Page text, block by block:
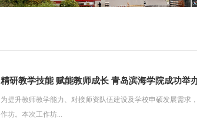
精研教学技能 赋能教师成长 青岛滨海学院成功举
为提升教师教学能力、对接师资队伍建设及学校申硕发展需求
作坊。本次工作坊...